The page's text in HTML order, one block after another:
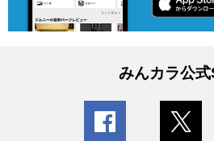
みんカラ公